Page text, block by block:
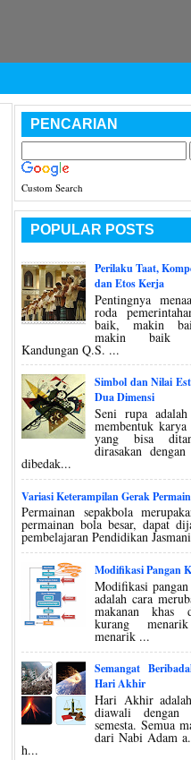
PENCARIAN
Custom Search
POPULAR POSTS
Perilaku Taat,
dan Etos Kerja
Pentingnya
roda
baik, makin
makin baik
Kandungan Q.S. ...
Simbol dan Nilai
Dua Dimensi
Seni rupa
membentuk
yang bisa
dirasakan
dibedak...
Variasi Keterampilan Gerak
Permainan sepakbola
permainan bola besar, dapat
pembelajaran Pendidikan
Modifikasi Pangan
Modifikasi
adalah cara
makanan khas
kurang
menarik ...
Semangat
Hari Akhir
Hari Akhir
diawali dengan
semesta. Semua
dari Nabi Adam
h...